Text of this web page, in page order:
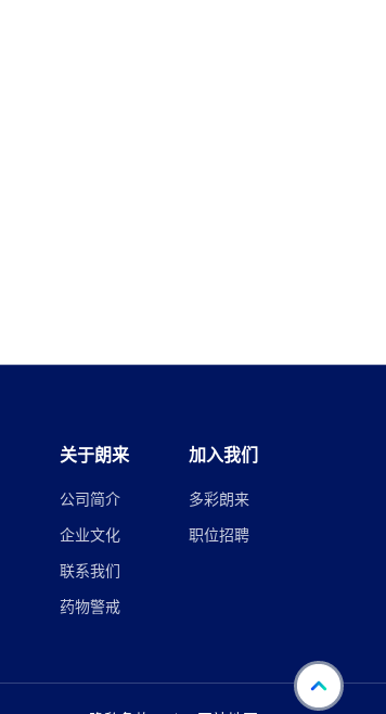
关于朗来
公司简介
企业文化
联系我们
药物警戒
加入我们
多彩朗来
职位招聘